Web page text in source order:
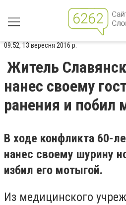
09:52, 13 вересня 2016 р.
Житель
нанес своему
ранения и побил
В ходе конфликта 60-
нанес своему шурину
избил его мотыгой.
Из медицинского